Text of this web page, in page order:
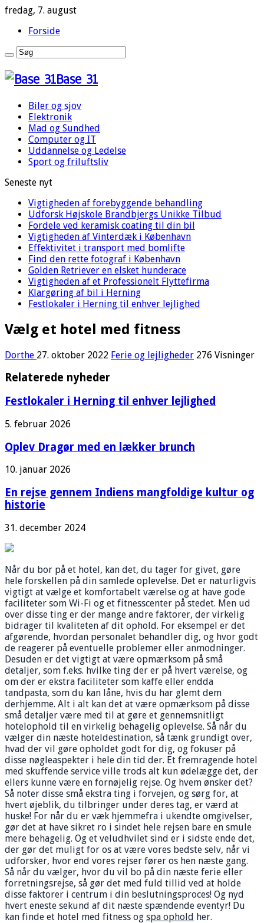
fredag, 7. august
Forside
Base 31
Biler og sjov
Elektronik
Mad og Sundhed
Computer og IT
Uddannelse og Ledelse
Sport og friluftsliv
Seneste nyt
Vigtigheden af forebyggende behandling
Udforsk Højskole Brandbjergs Unikke Tilbud
Fordele ved keramisk coating til din bil
Vigtigheden af Vinterdæk i København
Effektivitet i transport med bomlifte
Find den rette fotograf i København
Golden Retriever en elsket hunderace
Vigtigheden af et Professionelt Flyttefirma
Klargøring af bil i Herning
Festlokaler i Herning til enhver lejlighed
Vælg et hotel med fitness
Dorthe 27. oktober 2022 Ferie og lejligheder 276 Visninger
Relaterede nyheder
Festlokaler i Herning til enhver lejlighed
5. februar 2026
Oplev Dragør med en lækker brunch
10. januar 2026
En rejse gennem Indiens mangfoldige kultur og
historie
31. december 2024
Når du bor på et hotel, kan det, du tager for givet, gøre
hele forskellen på din samlede oplevelse. Det er naturligvis
vigtigt at vælge et komfortabelt værelse og at have gode
faciliteter som Wi-Fi og et fitnesscenter på stedet. Men ud
over disse ting er der mange andre faktorer, der virkelig
bidrager til kvaliteten af dit ophold. For eksempel er det
afgørende, hvordan personalet behandler dig, og hvor godt
de reagerer på eventuelle problemer eller anmodninger.
Desuden er det vigtigt at være opmærksom på små
detaljer, som f.eks. hvilke ting der er på hvert værelse, og
om der er ekstra faciliteter som kaffe eller endda
tandpasta, som du kan låne, hvis du har glemt dem
derhjemme. Alt i alt kan det at være opmærksom på disse
små detaljer være med til at gøre et gennemsnitligt
hotelophold til en virkelig behagelig oplevelse. Så når du
vælger din næste hoteldestination, så tænk grundigt over,
hvad der vil gøre opholdet godt for dig, og fokuser på
disse nøgleaspekter i hele din tid der. Et fremragende hotel
med skuffende service ville trods alt kun ødelægge det, der
ellers kunne være en fornøjelig rejse. Og hvem ønsker det?
Så noter disse små ekstra ting i forvejen, og sørg for, at
hvert øjeblik, du tilbringer under deres tag, er værd at
huske! For når du er væk hjemmefra i ukendte omgivelser,
gør det at have sikret ro i sindet hele rejsen bare en smule
mere behagelig. Og et veludhvilet sind er i sidste ende det,
der gør det muligt for os at være vores bedste selv, når vi
udforsker, hvor end vores rejser fører os hen næste gang.
Så når du vælger, hvor du vil bo på din næste ferie eller
forretningsrejse, så gør det med fuld tillid ved at holde
disse faktorer i centrum i din beslutningsproces! Og nyd
hvert eneste sekund af dit næste spændende eventyr! Du
kan finde et hotel med fitness og spa ophold her.